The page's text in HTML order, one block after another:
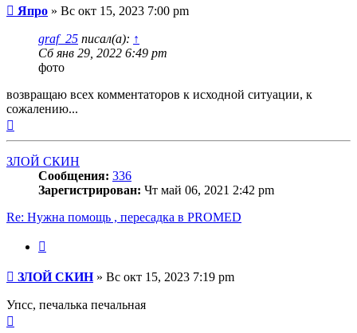
Сообщение
Япро » Вс окт 15, 2023 7:00 pm
graf_25 писал(а): ↑
Сб янв 29, 2022 6:49 pm
фото
возвращаю всех комментаторов к исходной ситуации, к
сожалению...
ЗЛОЙ СКИН
Сообщения: 336
Зарегистрирован: Чт май 06, 2021 2:42 pm
Re: Нужна помощь , пересадка в PROMED
Сообщение
ЗЛОЙ СКИН» Вс окт 15, 2023 7:19 pm
Упсс, печалька печальная